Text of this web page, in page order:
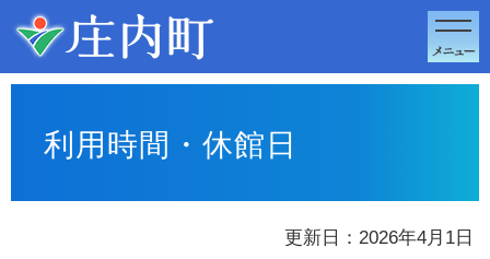
このページの本文へ移動
利用時間・休館日
更新日：2026年4月1日